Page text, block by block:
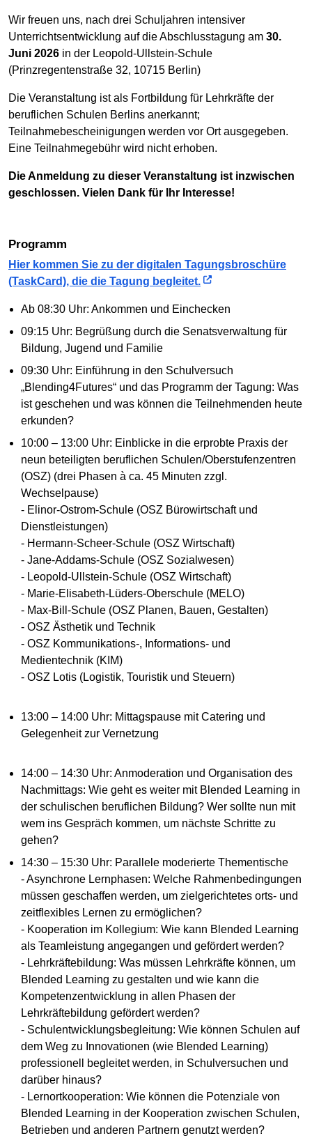
Wir freuen uns, nach drei Schuljahren intensiver
Unterrichtsentwicklung auf die Abschlusstagung am 30.
Juni 2026 in der Leopold-Ullstein-Schule
(Prinzregentenstraße 32, 10715 Berlin)
Die Veranstaltung ist als Fortbildung für Lehrkräfte der
beruflichen Schulen Berlins anerkannt;
Teilnahmebescheinigungen werden vor Ort ausgegeben.
Eine Teilnahmegebühr wird nicht erhoben.
Die Anmeldung zu dieser Veranstaltung ist inzwischen
geschlossen. Vielen Dank für Ihr Interesse!
Programm
Hier kommen Sie zu der digitalen Tagungsbroschüre
(TaskCard), die die Tagung begleitet.
Ab 08:30 Uhr: Ankommen und Einchecken
09:15 Uhr: Begrüßung durch die Senatsverwaltung für
Bildung, Jugend und Familie
09:30 Uhr: Einführung in den Schulversuch
„Blending4Futures“ und das Programm der Tagung: Was
ist geschehen und was können die Teilnehmenden heute
erkunden?
10:00 – 13:00 Uhr: Einblicke in die erprobte Praxis der
neun beteiligten beruflichen Schulen/Oberstufenzentren
(OSZ) (drei Phasen à ca. 45 Minuten zzgl.
Wechselpause)
- Elinor-Ostrom-Schule (OSZ Bürowirtschaft und
Dienstleistungen)
- Hermann-Scheer-Schule (OSZ Wirtschaft)
- Jane-Addams-Schule (OSZ Sozialwesen)
- Leopold-Ullstein-Schule (OSZ Wirtschaft)
- Marie-Elisabeth-Lüders-Oberschule (MELO)
- Max-Bill-Schule (OSZ Planen, Bauen, Gestalten)
- OSZ Ästhetik und Technik
- OSZ Kommunikations-, Informations- und
Medientechnik (KIM)
- OSZ Lotis (Logistik, Touristik und Steuern)
13:00 – 14:00 Uhr: Mittagspause mit Catering und
Gelegenheit zur Vernetzung
14:00 – 14:30 Uhr: Anmoderation und Organisation des
Nachmittags: Wie geht es weiter mit Blended Learning in
der schulischen beruflichen Bildung? Wer sollte nun mit
wem ins Gespräch kommen, um nächste Schritte zu
gehen?
14:30 – 15:30 Uhr: Parallele moderierte Thementische
- Asynchrone Lernphasen: Welche Rahmenbedingungen
müssen geschaffen werden, um zielgerichtetes orts- und
zeitflexibles Lernen zu ermöglichen?
- Kooperation im Kollegium: Wie kann Blended Learning
als Teamleistung angegangen und gefördert werden?
- Lehrkräftebildung: Was müssen Lehrkräfte können, um
Blended Learning zu gestalten und wie kann die
Kompetenzentwicklung in allen Phasen der
Lehrkräftebildung gefördert werden?
- Schulentwicklungsbegleitung: Wie können Schulen auf
dem Weg zu Innovationen (wie Blended Learning)
professionell begleitet werden, in Schulversuchen und
darüber hinaus?
- Lernortkooperation: Wie können die Potenziale von
Blended Learning in der Kooperation zwischen Schulen,
Betrieben und anderen Partnern genutzt werden?